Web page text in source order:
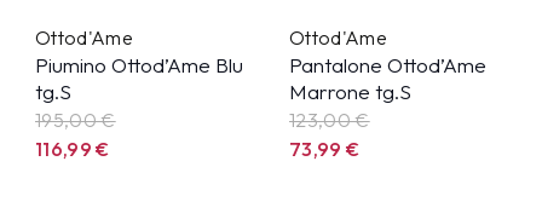
Ottod'Ame
Piumino Ottod’Ame Blu
tg.S
195,00 €
116,99€
Ottod'Ame
Pantalone Ottod’Ame
Marrone tg.S
123,00 €
73,99€